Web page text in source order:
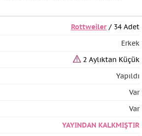
Rottweiler/ 34 Adet
Erkek
2 Aylıktan Küçük
Yapıldı
Var
Var
YAYINDAN KALKMIŞTIR